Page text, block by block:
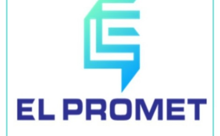
Sutra se sastaje sa Vučićem: Volodimir Zelenski
(VIDEO) UPOZORENJE KUPAČIMA
ZBOG OPASNE BAKTERIJEPet
osoba preminulo, evo gdje je situacija
najkritičnija